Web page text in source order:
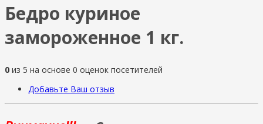
Бедро куриное
замороженное 1 кг.
0 из 5 на основе 0 оценок посетителей
Добавьте Ваш отзыв